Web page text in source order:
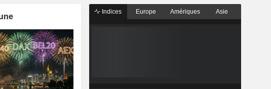
Indices Europe Amériques Asie